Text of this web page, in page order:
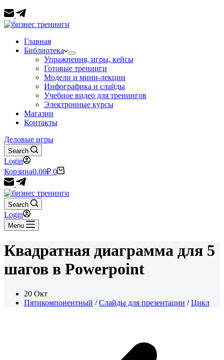
Главная
Библиотека
Упражнения, игры, кейсы
Готовые тренинги
Модели и мини-лекции
Инфографика и слайды
Учебное видео для тренингов
Электронные курсы
Магазин
Контакты
Деловые игры
Search
Login
Корзина0.00₽ 0
Search
Login
Menu
Квадратная диаграмма для 5
шагов в Powerpoint
20 Окт
Пятикомпонентный /Слайды для презентации /Цикл